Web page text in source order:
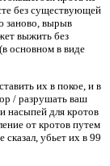
без существующей
заново, вырыв
выжить без
основном в виде
их в покое, и в
/ разрушать ваш
насыпей для кротов
от кротов путем
сказал, убьет их в 99